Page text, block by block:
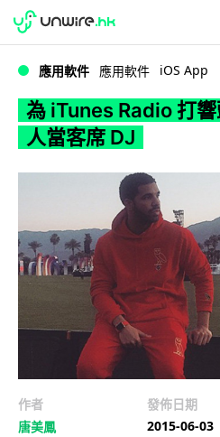
WWDC 2026
應用軟件 應用軟件 iOS App
為 iTunes Radio 打
人當客席 DJ
作者
唐美鳳
發佈日期
2015-06-03